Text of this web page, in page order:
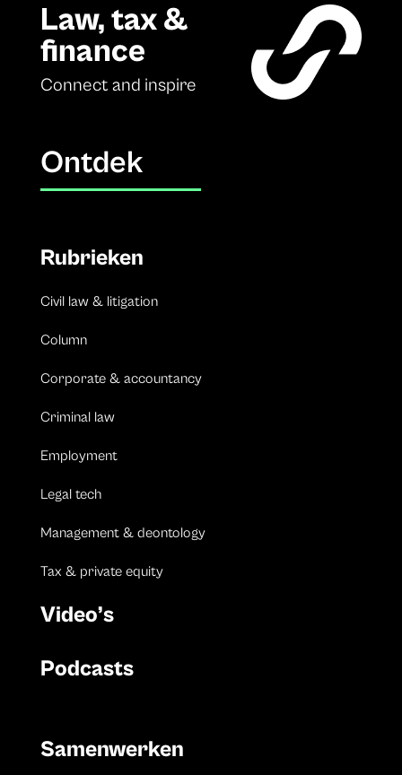
Law, tax &
finance
Connect and inspire
Ontdek
Rubrieken
Civil law & litigation
Column
Corporate & accountancy
Criminal law
Employment
Legal tech
Management & deontology
Tax & private equity
Video’s
Podcasts
Samenwerken